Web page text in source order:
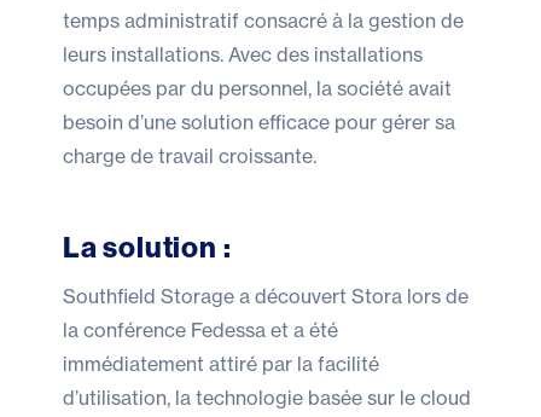
temps administratif consacré à la gestion de
leurs installations. Avec des installations
occupées par du personnel, la société avait
besoin d’une solution efficace pour gérer sa
charge de travail croissante.
La solution :
Southfield Storage a découvert Stora lors de
la conférence Fedessa et a été
immédiatement attiré par la facilité
d’utilisation, la technologie basée sur le cloud